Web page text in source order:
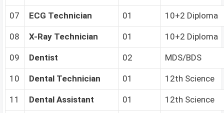
07 ECG Technician 01 10+2 Diploma
08 X-Ray Technician 01 10+2 Diploma
09 Dentist 02 MDS/BDS
10 Dental Technician 01 12th Science
11 Dental Assistant 01 12th Science